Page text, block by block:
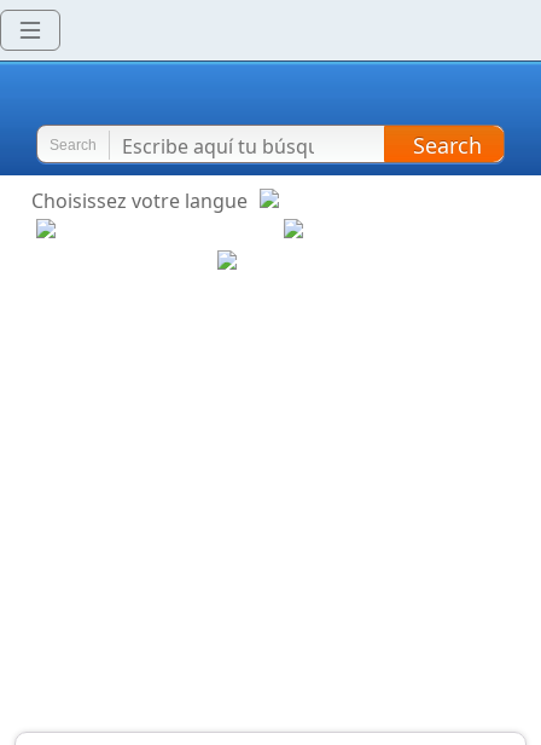
Search Search
Choisissez votre langue